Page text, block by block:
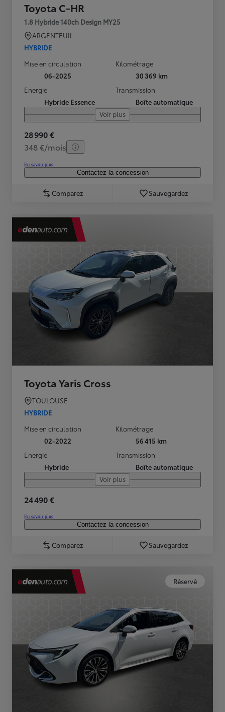
Toyota C-HR
1.8 Hybride 140ch Design MY25
ARGENTEUIL
HYBRIDE
Mise en circulation
06-2025
Kilométrage
30 369 km
Energie
Hybride Essence
Transmission
Boîte automatique
Voir plus
28 990 €
348 €/mois
En savoir plus
Contactez la concession
Comparez Sauvegardez
Toyota Yaris Cross
TOULOUSE
HYBRIDE
Mise en circulation
02-2022
Kilométrage
56 415 km
Energie
Hybride
Transmission
Boîte automatique
Voir plus
24 490 €
En savoir plus
Contactez la concession
Comparez Sauvegardez
Réservé